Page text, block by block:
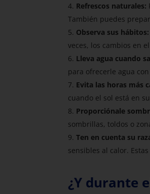
Refrescos naturales:
También puedes
Observa sus hábitos:
veces, los cambios en
Lleva agua cuando
para ofrecerle agua
Evita las horas más
cuando el sol está en
Proporciónale
sombrillas, toldos o
Ten en cuenta su
sensibles al calor.
¿Y durante